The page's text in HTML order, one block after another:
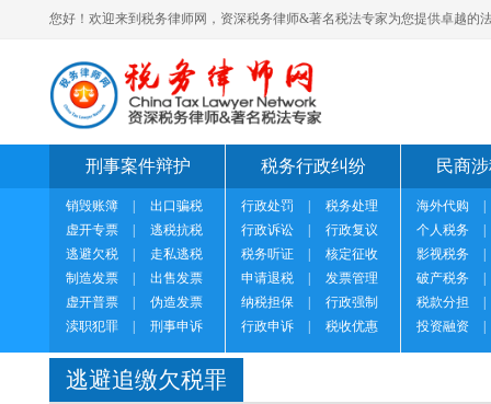
您好！欢迎来到税务律师网，资深税务律师&著名税法专家为您提供卓越的
刑事案件辩护
销毁账簿
出口骗税
虚开专票
逃税抗税
逃避欠税
走私逃税
制造发票
出售发票
虚开普票
伪造发票
渎职犯罪
刑事申诉
税务行政纠纷
行政处罚
税务处理
行政诉讼
行政复议
税务听证
核定征收
申请退税
发票管理
纳税担保
行政强制
行政申诉
税收优惠
民商
海外代购
个人税务
影视税务
破产税务
税款分担
投资融资
逃避追缴欠税罪